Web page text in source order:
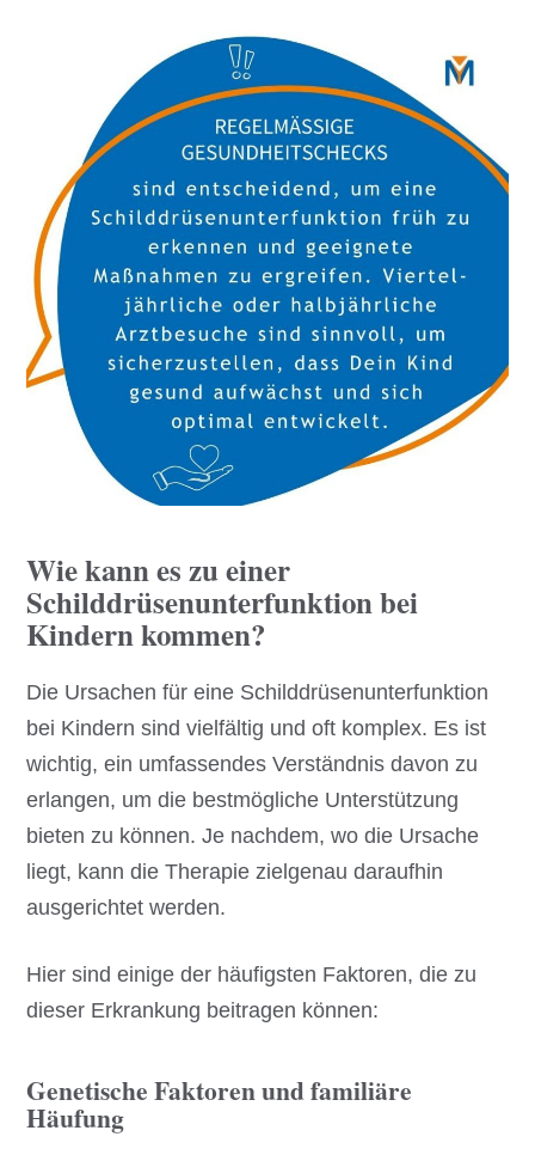
Wie kann es zu einer
Schilddrüsenunterfunktion bei
Kindern kommen?
Die Ursachen für eine Schilddrüsenunterfunktion
bei Kindern sind vielfältig und oft komplex. Es ist
wichtig, ein umfassendes Verständnis davon zu
erlangen, um die bestmögliche Unterstützung
bieten zu können. Je nachdem, wo die Ursache
liegt, kann die Therapie zielgenau daraufhin
ausgerichtet werden.
Hier sind einige der häufigsten Faktoren, die zu
dieser Erkrankung beitragen können:
Genetische Faktoren und familiäre
Häufung